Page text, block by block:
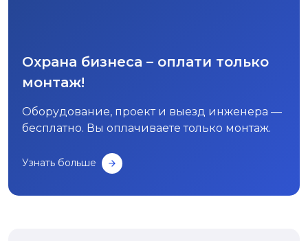
Охрана бизнеса – оплати только
монтаж!
Оборудование, проект и выезд инженера —
бесплатно. Вы оплачиваете только монтаж.
Узнать больше